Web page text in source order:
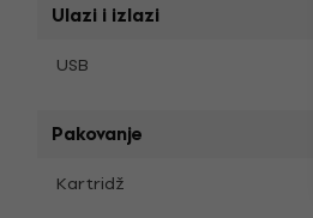
Ulazi i izlazi
USB
Pakovanje
Kartridž